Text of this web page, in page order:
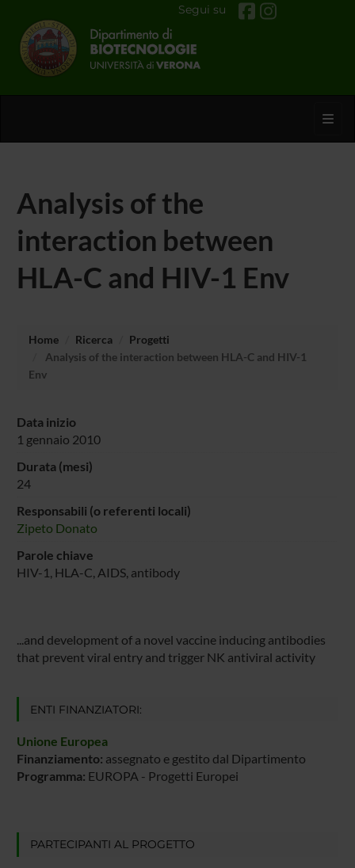
Segui su
Analysis of the
interaction between
HLA-C and HIV-1 Env
Home Ricerca
Progetti
Analysis of the interaction between HLA-C and HIV-1
Env
Data inizio
1 gennaio 2010
Durata (mesi)
24
Responsabili (o referenti locali)
Zipeto Donato
Parole chiave
HIV-1, HLA-C, AIDS, antibody
...and development of a novel vaccine inducing antibodies
that prevent viral entry and trigger NK antiviral activity
ENTI FINANZIATORI:
Unione Europea
Finanziamento: assegnato e gestito dal Dipartimento
Programma: EUROPA - Progetti Europei
PARTECIPANTI AL PROGETTO